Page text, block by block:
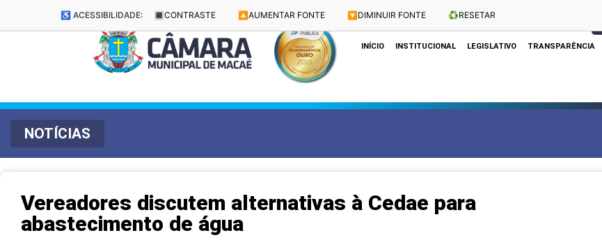
♿ ACESSIBILIDADE: 🔳 CONTRASTE 🔼 AUMENTAR FONTE 🔽 DIMINUIR FONTE ♻️RESETAR
Dias e Horários das Sessões: Terças e Quartas às 10h
INÍCIO INSTITUCIONAL LEGISLATIVO TRANSPARÊNCIA
NOTÍCIAS
Vereadores discutem alternativas à Cedae para
abastecimento de água